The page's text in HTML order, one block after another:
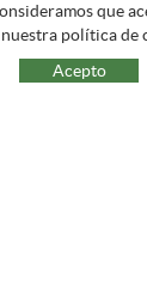
que
nuestra política de
Acepto